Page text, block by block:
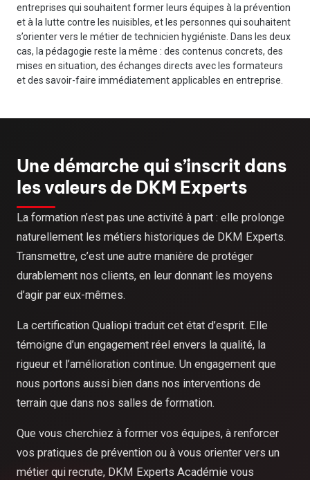
entreprises qui souhaitent former leurs équipes à la prévention
et à la lutte contre les nuisibles, et les personnes qui souhaitent
s’orienter vers le métier de technicien hygiéniste. Dans les deux
cas, la pédagogie reste la même : des contenus concrets, des
mises en situation, des échanges directs avec les formateurs
et des savoir-faire immédiatement applicables en entreprise.
Une démarche qui s’inscrit dans
les valeurs de DKM Experts
La formation n’est pas une activité à part : elle prolonge
naturellement les métiers historiques de DKM Experts.
Transmettre, c’est une autre manière de protéger
durablement nos clients, en leur donnant les moyens
d’agir par eux-mêmes.
La certification Qualiopi traduit cet état d’esprit. Elle
témoigne d’un engagement réel envers la qualité, la
rigueur et l’amélioration continue. Un engagement que
nous portons aussi bien dans nos interventions de
terrain que dans nos salles de formation.
Que vous cherchiez à former vos équipes, à renforcer
vos pratiques de prévention ou à vous orienter vers un
métier qui recrute, DKM Experts Académie vous